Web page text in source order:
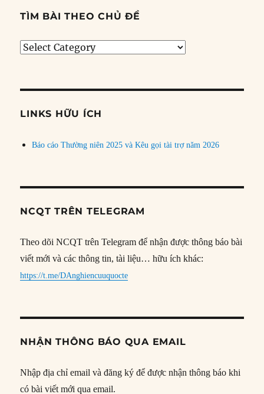
TÌM BÀI THEO CHỦ ĐỀ
Tìm
đề
LINKS HỮU ÍCH
Báo cáo Thường niên 2025 và Kêu gọi tài trợ năm 2026
NCQT TRÊN TELEGRAM
Theo dõi NCQT trên Telegram để nhận được thông báo bài
viết mới và các thông tin, tài liệu… hữu ích khác:
https://t.me/DAnghiencuuquocte
NHẬN THÔNG BÁO QUA EMAIL
Nhập địa chỉ email và đăng ký để được nhận thông báo khi
có bài viết mới qua email.